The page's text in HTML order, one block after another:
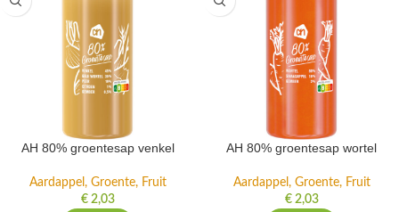
AH 80% groentesap venkel
Aardappel, Groente, Fruit
€2,03
AH 80% groentesap wortel
Aardappel, Groente, Fruit
€2,03